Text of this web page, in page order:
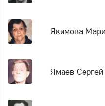
Якимова
Ямаев Сергей